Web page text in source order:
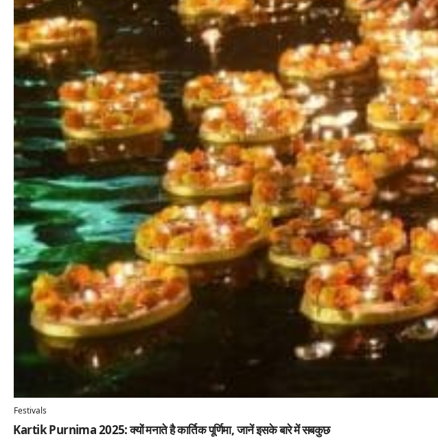
Festivals
⁠Kartik Purnima 2025: क्यों मनाते है कार्तिक पूर्णिमा, जानें इसके बारे में सबकुछ